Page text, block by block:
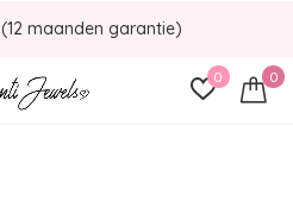
0 0
(12 maanden garantie)